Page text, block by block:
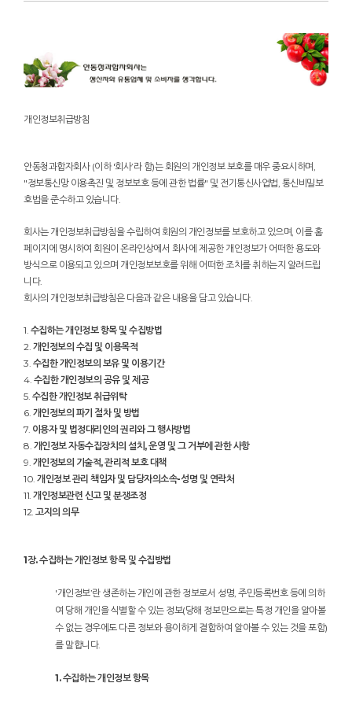
개인정보취급방침
안동청과합자회사 (이하 '회사’라 함)는 회원의 개인정보 보호를 매우 중요시하며,
"정보통신망 이용촉진 및 정보보호 등에 관한 법률" 및 전기통신사업법, 통신비밀보
호법을 준수하고 있습니다.
회사는 개인정보취급방침을 수립하여 회원의 개인정보를 보호하고 있으며, 이를 홈
페이지에 명시하여 회원이 온라인상에서 회사에 제공한 개인정보가 어떠한 용도와
방식으로 이용되고 있으며 개인정보보호를 위해 어떠한 조치를 취하는지 알려드립
니다.
회사의 개인정보취급방침은 다음과 같은 내용을 담고 있습니다.
1. 수집하는 개인정보 항목 및 수집방법
2. 개인정보의 수집 및 이용목적
3. 수집한 개인정보의 보유 및 이용기간
4. 수집한 개인정보의 공유 및 제공
5. 수집한 개인정보 취급위탁
6. 개인정보의 파기 절차 및 방법
7. 이용자 및 법정대리인의 권리와 그 행사방법
8. 개인정보 자동수집장치의 설치, 운영 및 그 거부에 관한 사항
9. 개인정보의 기술적, 관리적 보호 대책
10.개인정보 관리 책임자 및 담당자의소속-성명 및 연락처
11.개인정보관련 신고 및 분쟁조정
12.고지의 의무
1장. 수집하는 개인정보 항목 및 수집방법
'개인정보’란 생존하는 개인에 관한 정보로서 성명, 주민등록번호 등에 의하
여 당해 개인을 식별할 수 있는 정보(당해 정보만으로는 특정 개인을 알아볼
수 없는 경우에도 다른 정보와 용이하게 결합하여 알아볼 수 있는 것을 포함)
를 말합니다.
1. 수집하는 개인정보 항목